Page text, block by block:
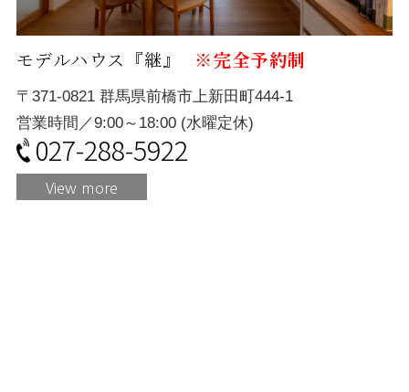
モデルハウス『継』 ※完全予約制
〒371-0821 群馬県前橋市上新田町444-1
営業時間／9:00～18:00 (水曜定休)
027-288-5922
View more